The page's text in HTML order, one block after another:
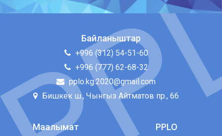
Байланыштар
+996 (312) 54-51-60
+996 (777) 62-68-32
pplo.kg.2020@gmail.com
Бишкек ш., Чынгыз Айтматов пр., 66
Маалымат PPLO